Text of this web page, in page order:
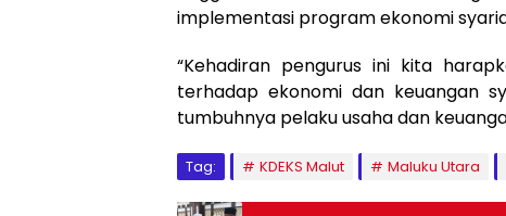
implementasi program ekonomi
“Kehadiran pengurus ini kita
terhadap ekonomi dan keuangan
tumbuhnya pelaku usaha dan
Tag: KDEKS Malut Maluku Utara